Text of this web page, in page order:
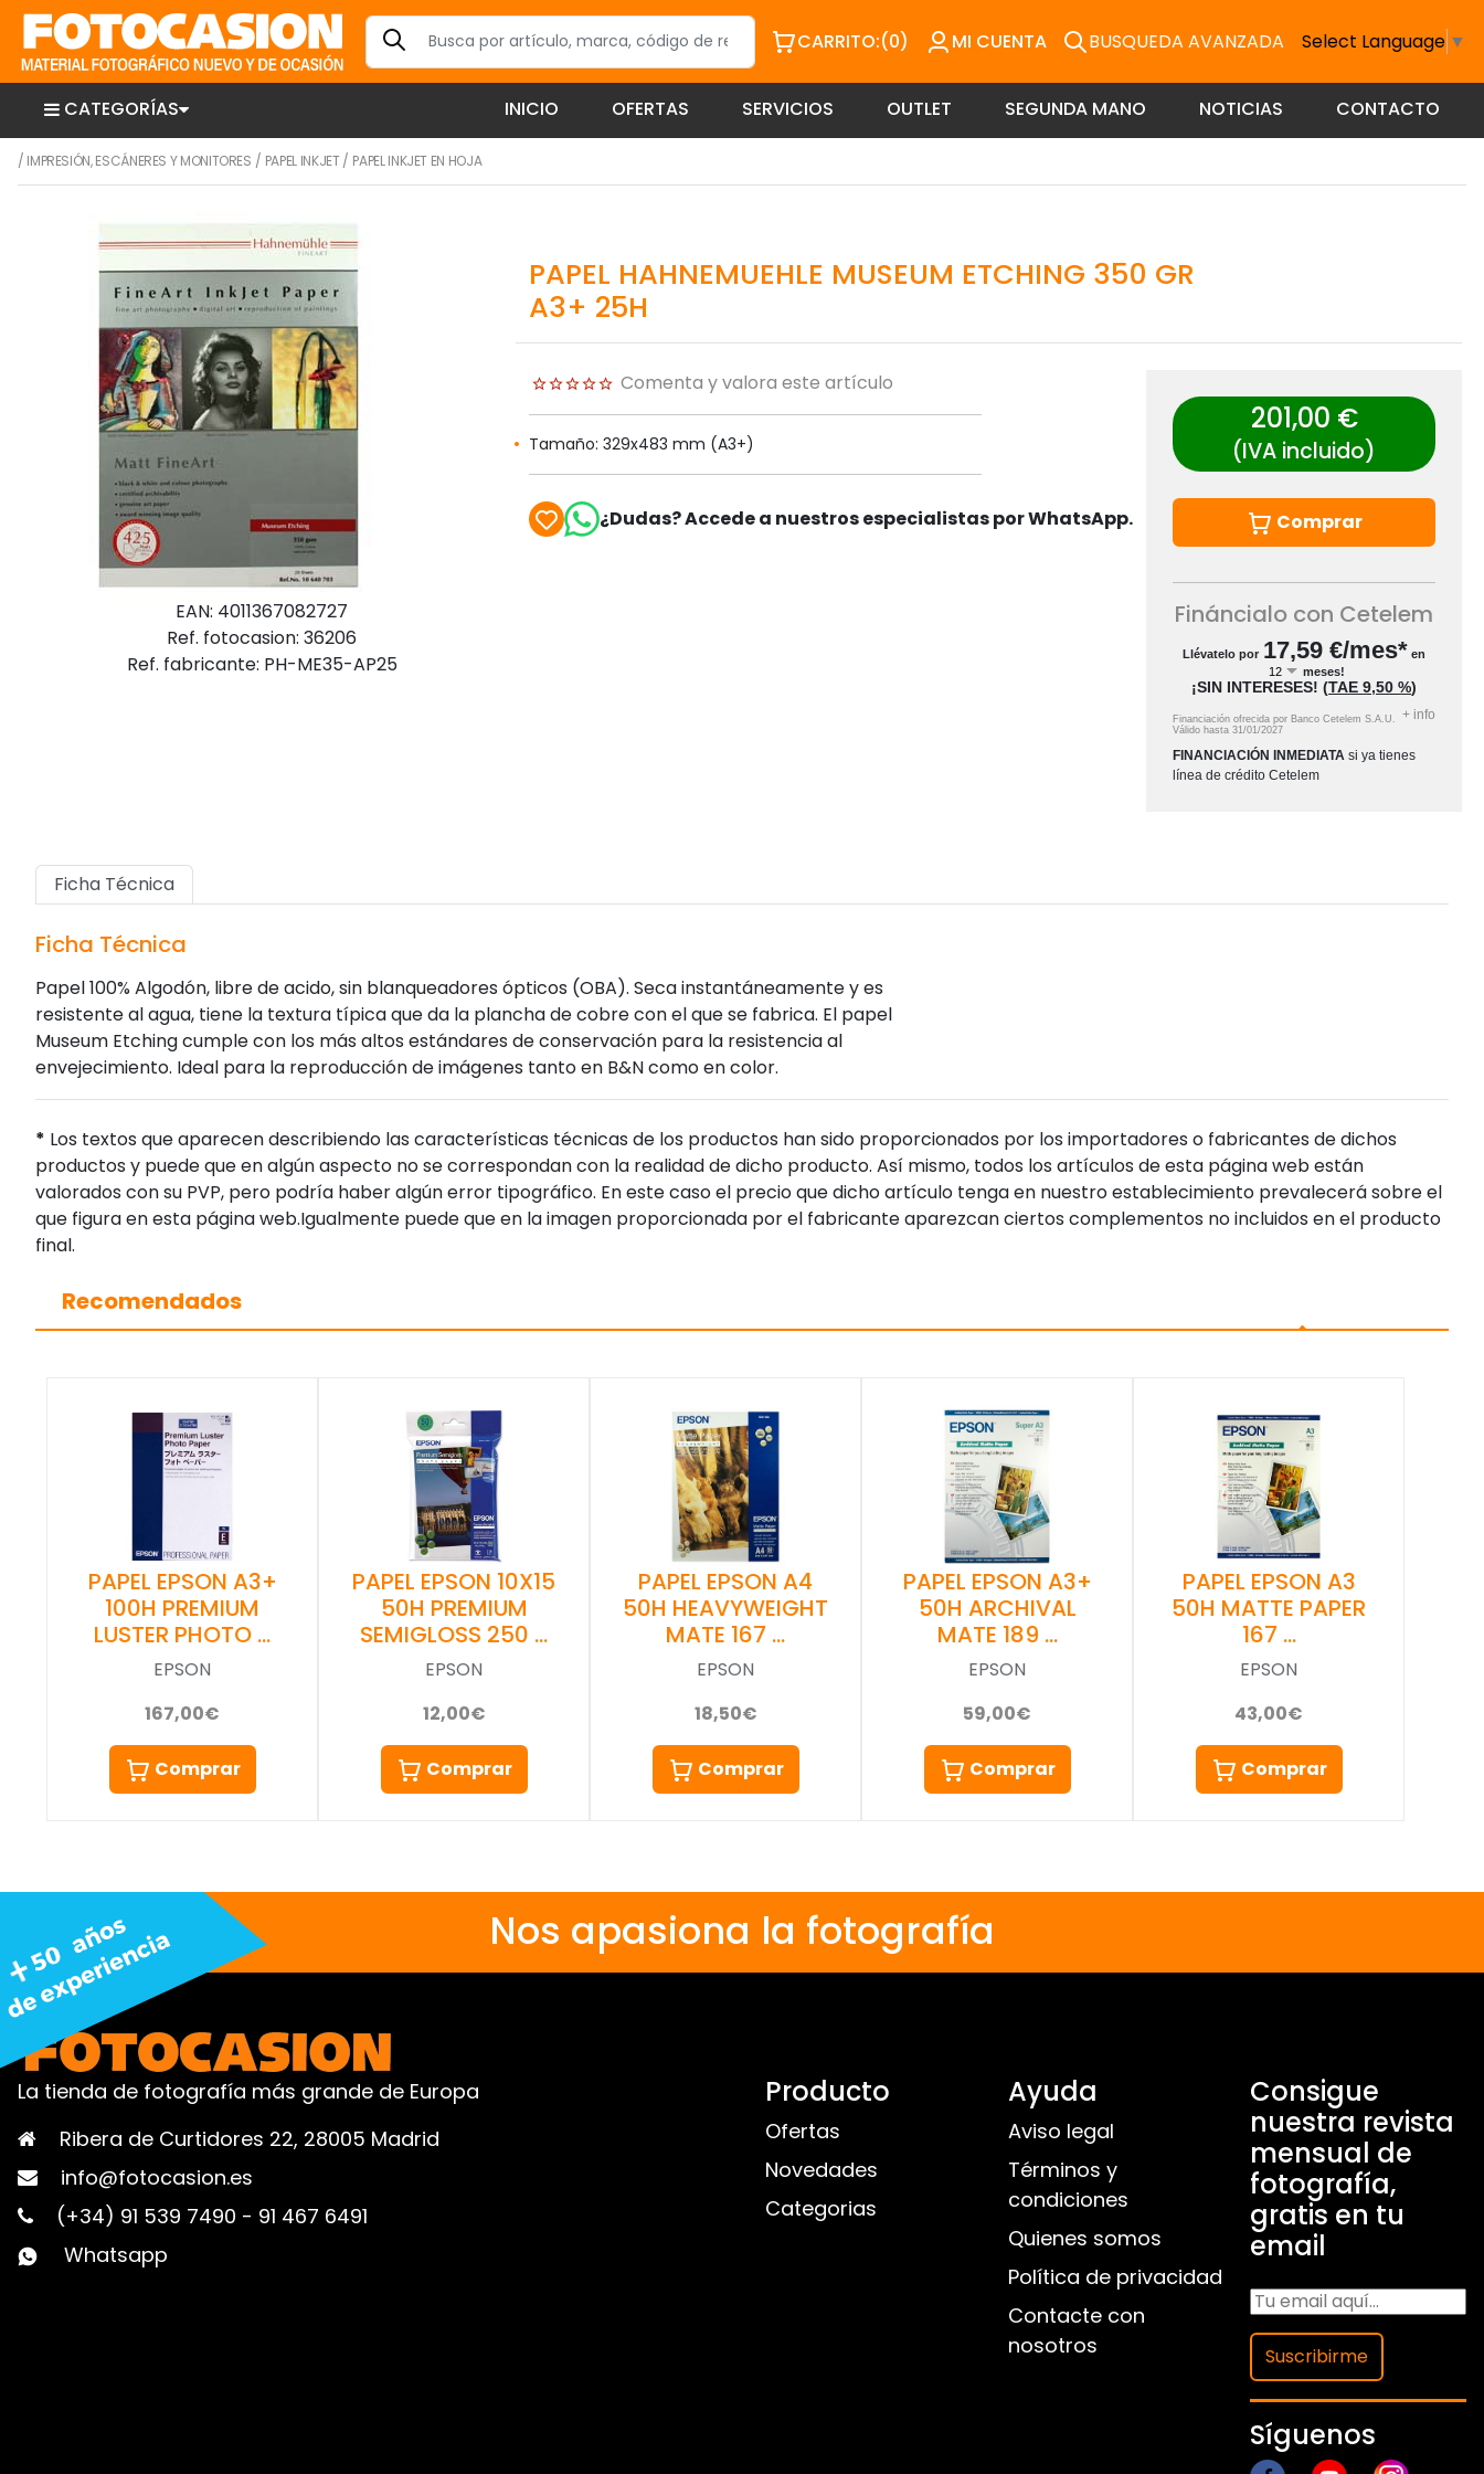
CARRITO:(0) MI CUENTA BUSQUEDA AVANZADA Select Language ▼
CATEGORÍAS INICIO OFERTAS SERVICIOS OUTLET SEGUNDA MANO NOTICIAS CONTACTO
/ IMPRESIÓN, ESCÁNERES Y MONITORES / PAPEL INKJET/ PAPEL INKJET EN HOJA
EAN: 4011367082727
Ref. fotocasion: 36206
Ref. fabricante: PH-ME35-AP25
PAPEL HAHNEMUEHLE MUSEUM ETCHING 350 GR
A3+ 25H
Comenta y valora este artículo
Tamaño: 329x483 mm (A3+)
¿Dudas? Accede a nuestros especialistas por WhatsApp.
201,00 €
(IVA incluido)
Comprar
Fináncialo con Cetelem
Llévatelo por 17,59 €/mes* en
meses!
¡SIN INTERESES!(TAE9,50 %)
Financiación ofrecida por Banco Cetelem S.A.U.
Válido hasta31/01/2027
+ info
FINANCIACIÓN INMEDIATA si ya tienes
línea de crédito Cetelem
Ficha Técnica
Ficha Técnica
Papel 100% Algodón, libre de acido, sin blanqueadores ópticos (OBA). Seca instantáneamente y es
resistente al agua, tiene la textura típica que da la plancha de cobre con el que se fabrica. El papel
Museum Etching cumple con los más altos estándares de conservación para la resistencia al
envejecimiento. Ideal para la reproducción de imágenes tanto en B&N como en color.
* Los textos que aparecen describiendo las características técnicas de los productos han sido proporcionados por los importadores o fabricantes de dichos
productos y puede que en algún aspecto no se correspondan con la realidad de dicho producto. Así mismo, todos los artículos de esta página web están
valorados con su PVP, pero podría haber algún error tipográfico. En este caso el precio que dicho artículo tenga en nuestro establecimiento prevalecerá sobre el
que figura en esta página web.Igualmente puede que en la imagen proporcionada por el fabricante aparezcan ciertos complementos no incluidos en el producto
final.
Recomendados
PAPEL EPSON A3+
100H PREMIUM
LUSTER PHOTO …
EPSON
167,00€
Comprar
PAPEL EPSON 10X15
50H PREMIUM
SEMIGLOSS 250 …
EPSON
12,00€
Comprar
PAPEL EPSON A4
50H HEAVYWEIGHT
MATE 167 …
EPSON
18,50€
Comprar
PAPEL EPSON A3+
50H ARCHIVAL
MATE 189 …
EPSON
59,00€
Comprar
PAPEL EPSON A3
50H MATTE PAPER
167 …
EPSON
43,00€
Comprar
Nos apasiona la fotografía
La tienda de fotografía más grande de Europa
Ribera de Curtidores 22, 28005 Madrid
info@fotocasion.es
(+34) 91 539 7490 - 91 467 6491
Whatsapp
Producto
Ofertas
Novedades
Categorias
Ayuda
Aviso legal
Términos y
condiciones
Quienes somos
Política de privacidad
Contacte con
nosotros
Consigue
nuestra revista
mensual de
fotografía,
gratis en tu
email
Suscribirme
Síguenos